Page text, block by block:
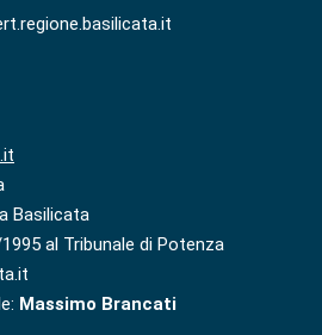
Basilicata
al Tribunale di Potenza
Massimo Brancati